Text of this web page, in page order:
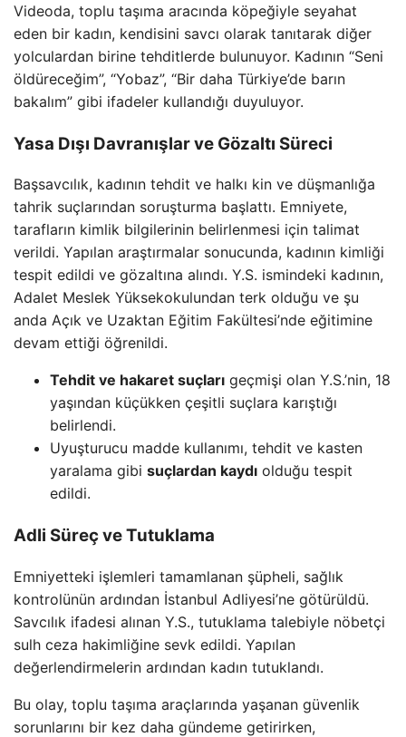
Videoda, toplu taşıma aracında köpeğiyle seyahat
eden bir kadın, kendisini savcı olarak tanıtarak diğer
yolculardan birine tehditlerde bulunuyor. Kadının “Seni
öldüreceğim”, “Yobaz”, “Bir daha Türkiye’de barın
bakalım” gibi ifadeler kullandığı duyuluyor.
Yasa Dışı Davranışlar ve Gözaltı Süreci
Başsavcılık, kadının tehdit ve halkı kin ve düşmanlığa
tahrik suçlarından soruşturma başlattı. Emniyete,
tarafların kimlik bilgilerinin belirlenmesi için talimat
verildi. Yapılan araştırmalar sonucunda, kadının kimliği
tespit edildi ve gözaltına alındı. Y.S. ismindeki kadının,
Adalet Meslek Yüksekokulundan terk olduğu ve şu
anda Açık ve Uzaktan Eğitim Fakültesi’nde eğitimine
devam ettiği öğrenildi.
Tehdit ve hakaret suçları geçmişi olan Y.S.’nin, 18
yaşından küçükken çeşitli suçlara karıştığı
belirlendi.
Uyuşturucu madde kullanımı, tehdit ve kasten
yaralama gibi suçlardan kaydı olduğu tespit
edildi.
Adli Süreç ve Tutuklama
Emniyetteki işlemleri tamamlanan şüpheli, sağlık
kontrolünün ardından İstanbul Adliyesi’ne götürüldü.
Savcılık ifadesi alınan Y.S., tutuklama talebiyle nöbetçi
sulh ceza hakimliğine sevk edildi. Yapılan
değerlendirmelerin ardından kadın tutuklandı.
Bu olay, toplu taşıma araçlarında yaşanan güvenlik
sorunlarını bir kez daha gündeme getirirken,